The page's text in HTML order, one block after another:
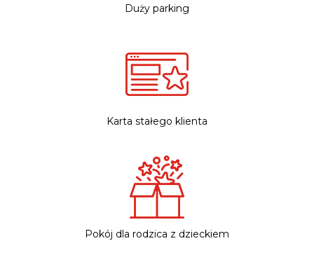
Duży parking
Karta stałego klienta
Pokój dla rodzica z dzieckiem